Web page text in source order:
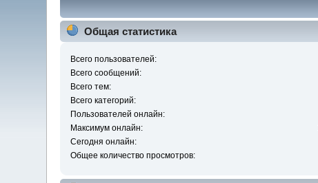
Общая статистика
Всего пользователей:
Всего сообщений:
Всего тем:
Всего категорий:
Пользователей онлайн:
Максимум онлайн:
Сегодня онлайн:
Общее количество просмотров: